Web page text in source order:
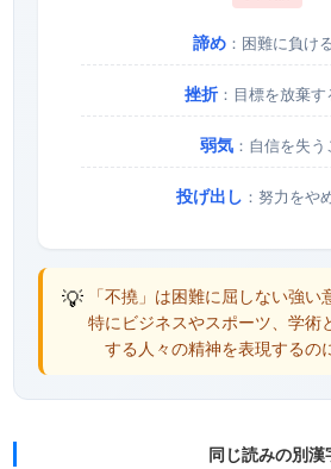
諦め：困難に負け
挫折 ：目標を放棄す
弱気 ：自信を失う
投げ出し ：努力をや
💡 「不撓」は困難に屈しない強い
特にビジネスやスポーツ、学術
する人々の精神を表現するの
同じ読みの別漢